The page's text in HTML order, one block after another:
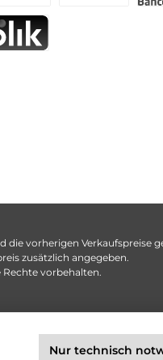
vorherigen Verkaufspreise
zusätzlich angegeben.
Rechte vorbehalten.
Nur technisch